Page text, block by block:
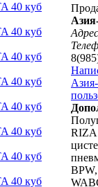
40 куб
40 куб
40 куб
40 куб
40 куб
40 куб
40 куб
40 куб